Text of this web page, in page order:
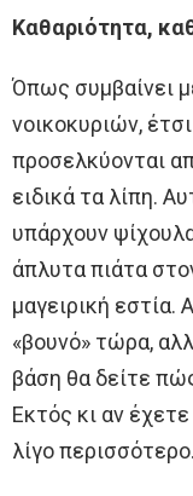
Καθαριότητα,
Όπως συμβαίνει
νοικοκυριών,
προσελκύονται
ειδικά τα λίπη.
υπάρχουν
άπλυτα πιάτα
μαγειρική εστία.
«βουνό» τώρα,
βάση θα δείτε
Εκτός κι αν
λίγο περισσότερο.